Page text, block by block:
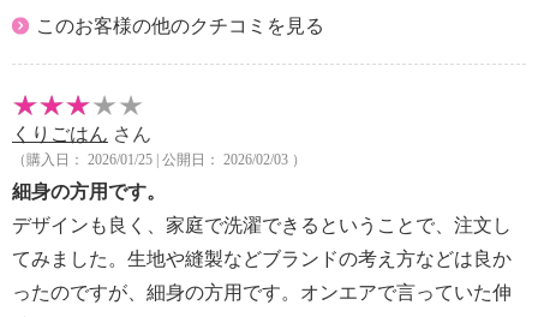
このお客様の他のクチコミを見る
くりごはん さん
（購入日： 2026/01/25 | 公開日： 2026/02/03 ）
細身の方用です。
デザインも良く、家庭で洗濯できるということで、注文し
てみました。生地や縫製などブランドの考え方などは良か
ったのですが、細身の方用です。オンエアで言っていた伸